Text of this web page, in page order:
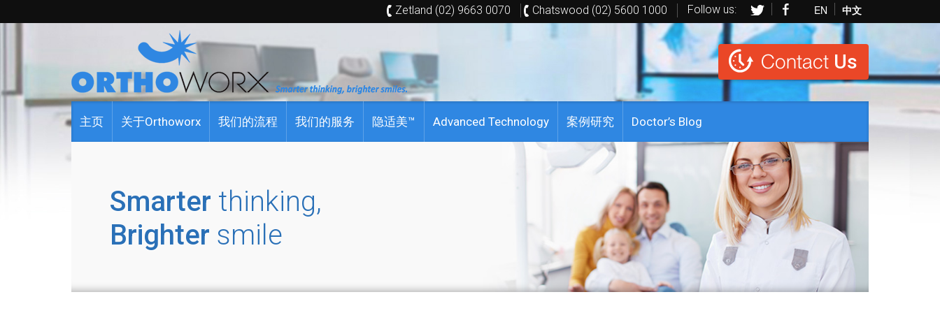
Zetland (02) 9663 0070 Chatswood (02) 5600 1000 Follow us: EN 中文
Contact Us
主页 关于Orthoworx 我们的流程 我们的服务 隐适美™ Advanced Technology 案例研究 Doctor’s Blog
Smarter thinking,
Brighter smile